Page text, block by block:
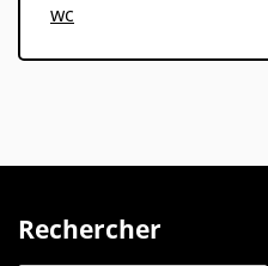
wc
Rechercher